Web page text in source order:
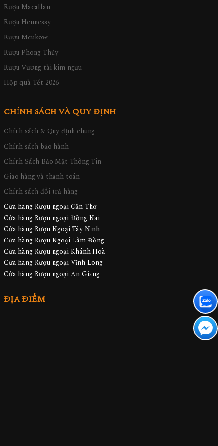
Rượu Macallan
Rượu Hennessy
Rượu Meukow
Rượu Phong Thủy
Rượu Vương tài kim ngưu
Hộp quà Tết 2026
CHÍNH SÁCH VÀ QUY ĐỊNH
Chính sách & Quy định chung
Chính sách bảo hành
Chính Sách Bảo Mật Thông Tin
Giao hàng và thanh toán
Chính sách đổi trả hàng
Cửa hàng Rượu ngoại Cần Thơ
Cửa hàng Rượu ngoại Đồng Nai
Cửa hàng Rượu Ngoại Tây Ninh
Cửa hàng Rượu Ngoại Lâm Đồng
Cửa hàng Rượu ngoại Khánh Hoà
Cửa hàng Rượu ngoại Vĩnh Long
Cửa hàng Rượu ngoại An Giang
ĐỊA ĐIỂM